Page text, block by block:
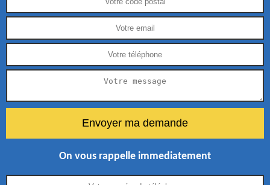
On vous rappelle immediatement